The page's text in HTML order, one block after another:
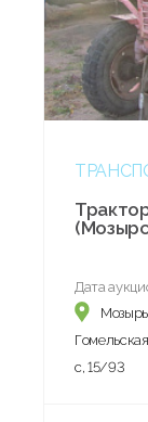
Дата
с, 15/93